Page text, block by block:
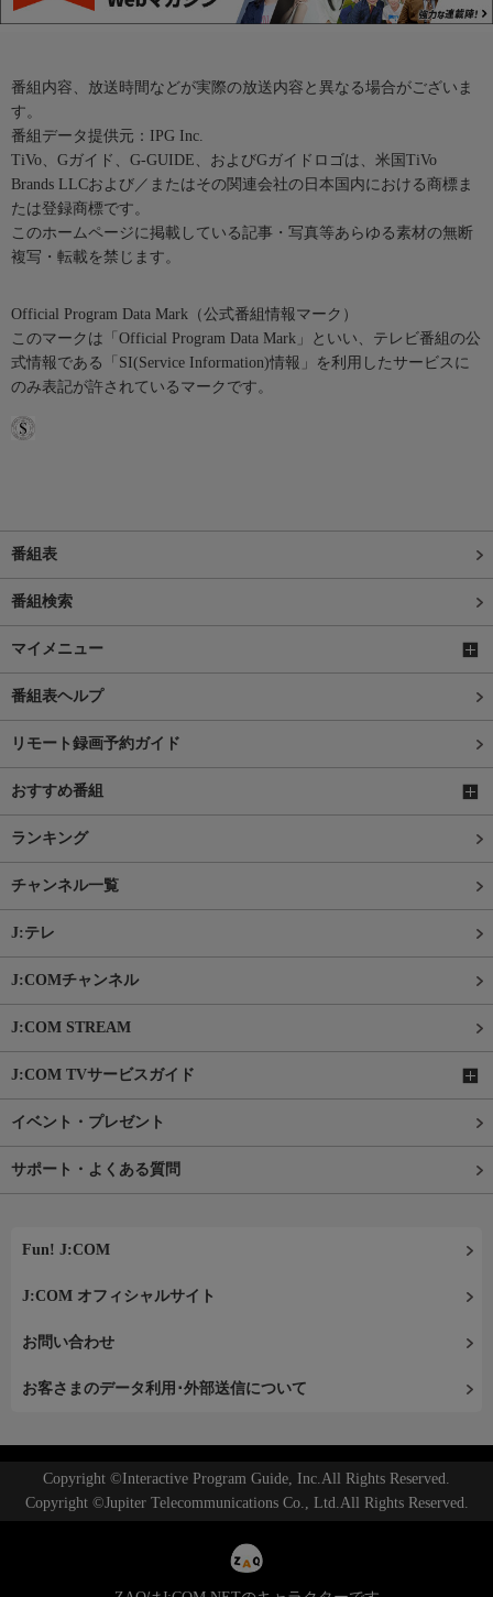
番組内容、放送時間などが実際の放送内容と異なる場合がございま
す。
番組データ提供元：IPG Inc.
TiVo、Gガイド、G-GUIDE、およびGガイドロゴは、米国TiVo
Brands LLCおよび／またはその関連会社の日本国内における商標ま
たは登録商標です。
このホームページに掲載している記事・写真等あらゆる素材の無断
複写・転載を禁じます。
Official Program Data Mark（公式番組情報マーク）
このマークは「Official Program Data Mark」といい、テレビ番組の公
式情報である「SI(Service Information)情報」を利用したサービスに
のみ表記が許されているマークです。
番組表
番組検索
マイメニュー
番組表ヘルプ
リモート録画予約ガイド
おすすめ番組
ランキング
チャンネル一覧
J:テレ
J:COMチャンネル
J:COM STREAM
J:COM TVサービスガイド
イベント・プレゼント
サポート・よくある質問
Fun! J:COM
J:COM オフィシャルサイト
お問い合わせ
お客さまのデータ利用･外部送信について
Copyright ©Interactive Program Guide, Inc.All Rights Reserved.
Copyright ©Jupiter Telecommunications Co., Ltd.All Rights Reserved.